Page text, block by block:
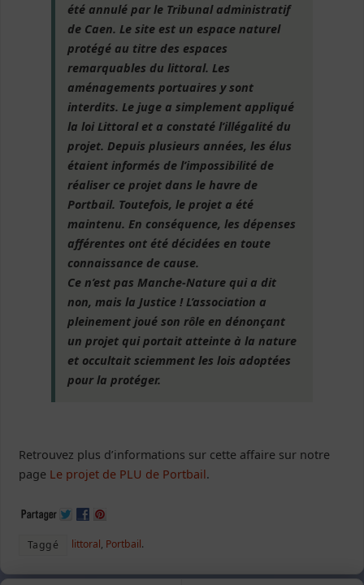
été annulé par le Tribunal administratif
de Caen. Le site est un espace naturel
protégé au titre des espaces
remarquables du littoral. Les
aménagements portuaires y sont
interdits. Le juge a simplement appliqué
la loi Littoral et a constaté l’illégalité du
projet. Depuis plusieurs années, les élus
étaient informés de l’impossibilité de
réaliser ce projet dans le havre de
Portbail. Toutefois, le projet a été
maintenu. En conséquence, les dépenses
afférentes ont été décidées en toute
connaissance de cause.
Ce n’est pas Manche-Nature qui a dit
non, mais la Justice ! L’association a
pleinement joué son rôle en dénonçant
un projet qui portait atteinte à la nature
et occultait sciemment les lois adoptées
pour la protéger.
Retrouvez plus d’informations sur cette affaire sur notre
page Le projet de PLU de Portbail.
Taggé littoral, Portbail.